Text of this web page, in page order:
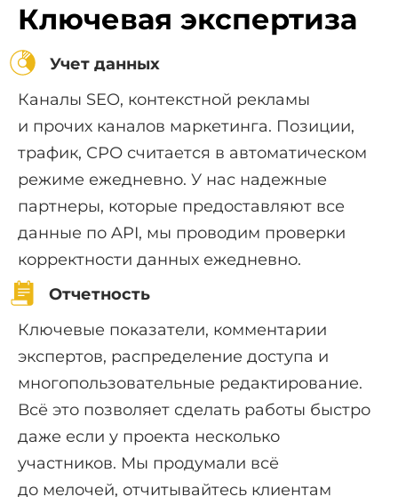
Ключевая экспертиза
Учет данных
Каналы SEO, контекстной рекламы
и прочих каналов маркетинга. Позиции,
трафик, СРО считается в автоматическом
режиме ежедневно. У нас надежные
партнеры, которые предоставляют все
данные по API, мы проводим проверки
корректности данных ежедневно.
Отчетность
Ключевые показатели, комментарии
экспертов, распределение доступа и
многопользовательные редактирование.
Всё это позволяет сделать работы быстро
даже если у проекта несколько
участников. Мы продумали всё
до мелочей, отчитывайтесь клиентам